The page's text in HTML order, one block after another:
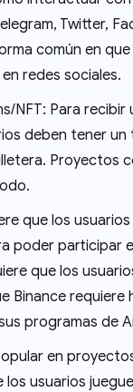
Twitter,
común en que
redes sociales.
NFT: Para recibir
deben tener un
Proyectos
que los
poder participar
que los
Binance requiere
programas de
en
usuarios